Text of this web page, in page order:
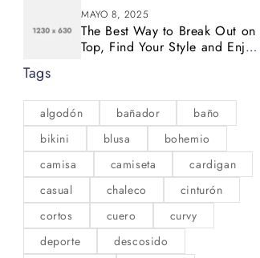
MAYO 8, 2025
The Best Way to Break Out on
Top, Find Your Style and Enjoy
Tags
algodón bañador
baño
bikini
blusa
bohemio
camisa
camiseta
cardigan
casual
chaleco
cinturón
cortos
cuero
curvy
deporte
descosido